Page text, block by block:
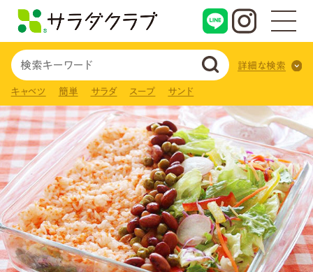
詳細な検索
キャベツ 簡単 サラダ スープ サンド